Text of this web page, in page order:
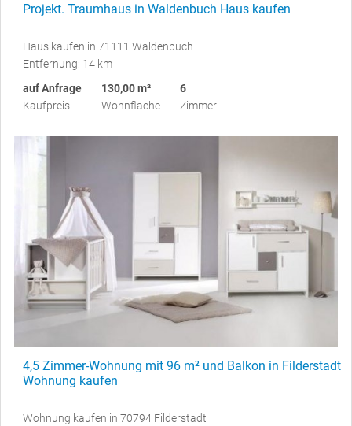
Projekt. Traumhaus in Waldenbuch Haus kaufen
Haus kaufen in 71111 Waldenbuch
Entfernung: 14 km
auf Anfrage
Kaufpreis
130,00 m²
Wohnfläche
6
Zimmer
4,5 Zimmer-Wohnung mit 96 m² und Balkon in Filderstadt
Wohnung kaufen
Wohnung kaufen in 70794 Filderstadt